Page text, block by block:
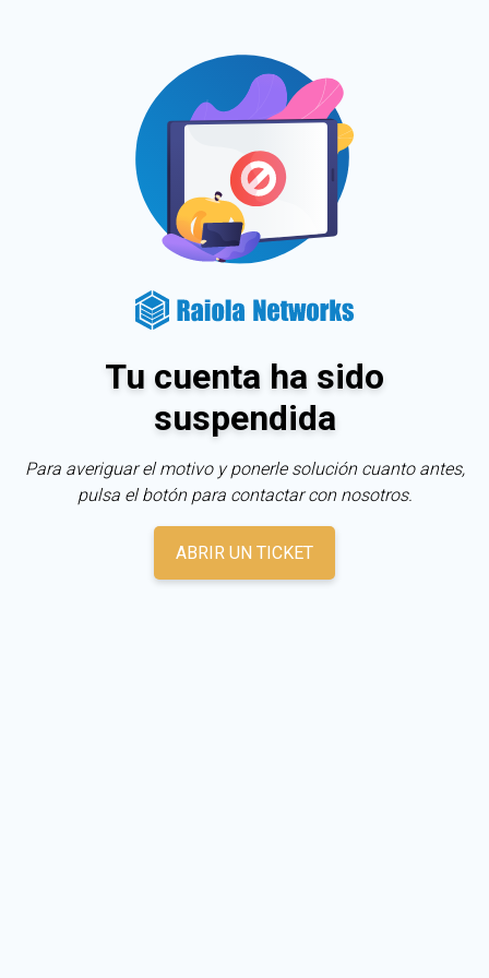
Tu cuenta ha sido
suspendida
Para averiguar el motivo y ponerle solución cuanto antes,
pulsa el botón para contactar con nosotros.
ABRIR UN TICKET